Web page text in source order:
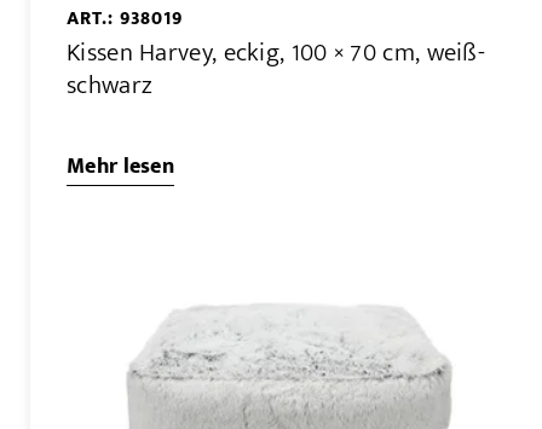
ART.: 938019
Kissen Harvey, eckig, 100 × 70 cm, weiß-
schwarz
Mehr lesen